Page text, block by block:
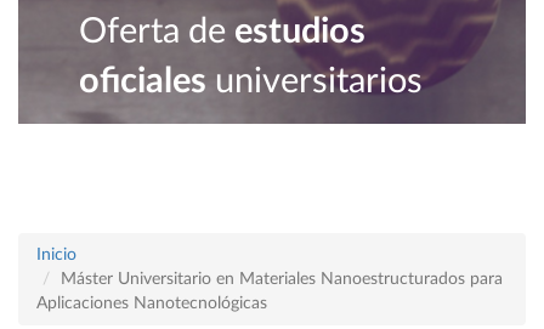
Oferta de estudios
oficiales universitarios
Inicio
Máster Universitario en Materiales Nanoestructurados para
Aplicaciones Nanotecnológicas